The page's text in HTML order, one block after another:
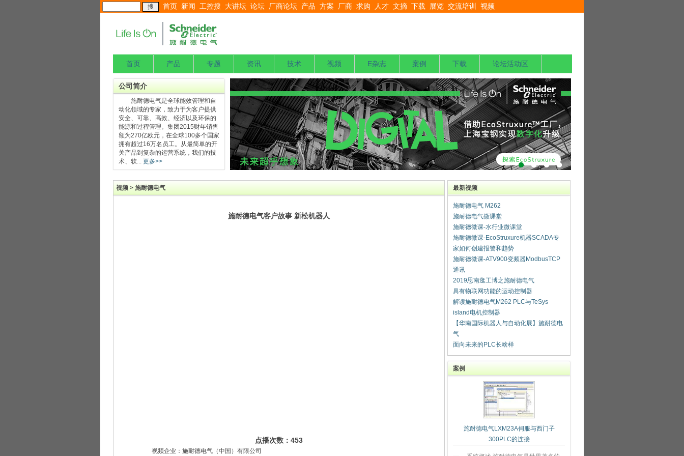
首页 新闻 工控搜 大讲坛 论坛 厂商论坛 产品 方案 厂商 求购 人才 文摘 下载 展览 交流培训 视频
首页 产品 专题 资讯 技术 视频 E杂志 案例 下载 论坛活动区
公司简介
施耐德电气是全球能效管理和自
动化领域的专家，致力于为客户提供
安全、可靠、高效、经济以及环保的
能源和过程管理。集团2015财年销售
额为270亿欧元，在全球100多个国家
拥有超过16万名员工。从最简单的开
关产品到复杂的运营系统，我们的技
术、软... 更多>>
视频 > 施耐德电气
施耐德电气客户故事 新松机器人
点播次数： 453
视频企业：施耐德电气（中国）有限公司
最新视频
施耐德电气 M262
施耐德电气微课堂
施耐德微课-水行业微课堂
施耐德微课-EcoStruxure机器SCADA专
家如何创建报警和趋势
施耐德微课-ATV900变频器ModbusTCP
通讯
2019思南逛工博之施耐德电气
具有物联网功能的运动控制器
解读施耐德电气M262 PLC与TeSys
island电机控制器
【华南国际机器人与自动化展】施耐德电
气
面向未来的PLC长啥样
案例
施耐德电气LXM23A伺服与西门子
300PLC的连接